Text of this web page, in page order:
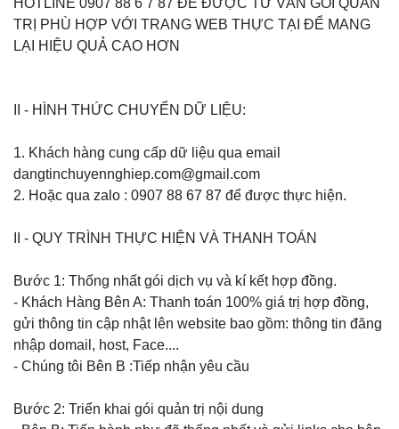
HOTLINE 0907 88 6 7 87 ĐỂ ĐƯỢC TƯ VẤN GÓI QUẢN
TRỊ PHÙ HỢP VỚI TRANG WEB THỰC TẠI ĐỂ MANG
LẠI HIỆU QUẢ CAO HƠN
II - HÌNH THỨC CHUYỂN DỮ LIỆU:
1. Khách hàng cung cấp dữ liệu qua email
dangtinchuyennghiep.com@gmail.com
2. Hoặc qua zalo : 0907 88 67 87 để được thực hiện.
II - QUY TRÌNH THỰC HIỆN VÀ THANH TOÁN
Bước 1: Thống nhất gói dịch vụ và kí kết hợp đồng.
- Khách Hàng Bên A: Thanh toán 100% giá trị hợp đồng,
gửi thông tin cập nhật lên website bao gồm: thông tin đăng
nhập domail, host, Face....
- Chúng tôi Bên B :Tiếp nhận yêu cầu
Bước 2: Triển khai gói quản trị nội dung